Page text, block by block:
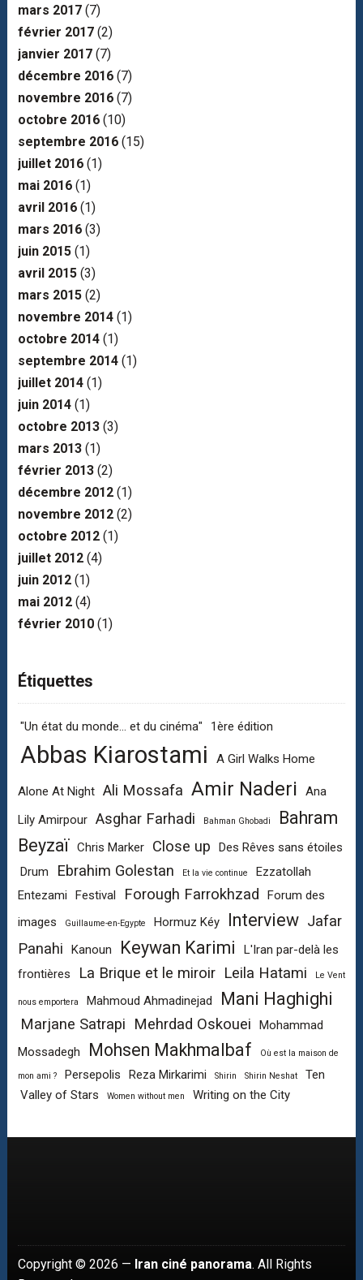
mars 2017(7)
février 2017(2)
janvier 2017(7)
décembre 2016(7)
novembre 2016(7)
octobre 2016(10)
septembre 2016(15)
juillet 2016(1)
mai 2016(1)
avril 2016(1)
mars 2016(3)
juin 2015(1)
avril 2015(3)
mars 2015(2)
novembre 2014(1)
octobre 2014(1)
septembre 2014(1)
juillet 2014(1)
juin 2014(1)
octobre 2013(3)
mars 2013(1)
février 2013(2)
décembre 2012(1)
novembre 2012(2)
octobre 2012(1)
juillet 2012(4)
juin 2012(1)
mai 2012(4)
février 2010(1)
Étiquettes
"Un état du monde... et du cinéma" 1ère édition
Abbas Kiarostami A Girl Walks Home
Alone At Night Ali Mossafa Amir Naderi
Ana
Lily Amirpour Asghar Farhadi Bahman Ghobadi
Bahram
Beyzaï Chris Marker Close up
Des Rêves sans étoiles
Drum
Ebrahim Golestan Et la vie continue
Ezzatollah
Entezami
Festival Forough Farrokhzad
Forum des
images
Guillaume-en-Egypte Hormuz Kéy Interview Jafar
Panahi
Kanoun Keywan Karimi
L'Iran par-delà les
frontières
La Brique et le miroir Leila Hatami Le Vent
nous emportera Mahmoud Ahmadinejad Mani Haghighi
Marjane Satrapi Mehrdad Oskouei
Mohammad
Mossadegh
Mohsen Makhmalbaf Où est la maison de
mon ami ? Persepolis Reza Mirkarimi Shirin Shirin Neshat
Ten
Valley of Stars
Women without men Writing on the City
Copyright © 2026 — Iran ciné panorama. All Rights